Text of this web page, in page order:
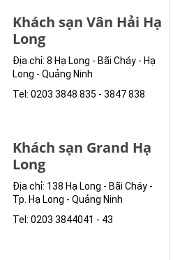
Khách sạn Vân Hải Hạ
Long
Địa chỉ: 8 Hạ Long - Bãi Cháy - Hạ
Long - Quảng Ninh
Tel: 0203 3848 835 - 3847 838
Khách sạn Grand Hạ
Long
Địa chỉ: 138 Hạ Long - Bãi Cháy -
Tp. Hạ Long - Quảng Ninh
Tel: 0203 3844041 - 43